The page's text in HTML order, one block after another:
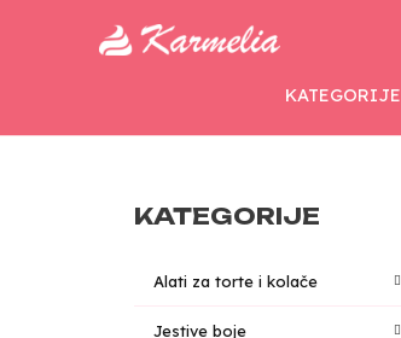
KATEGORIJE
KATEGORIJE
Alati za torte i kolače
Jestive boje